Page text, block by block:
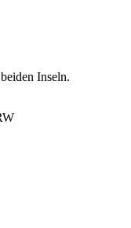
Inseln.